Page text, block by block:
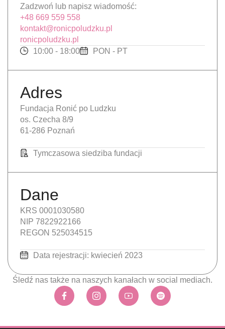
Zadzwoń lub napisz wiadomość:
+48 669 559 558
kontakt@ronicpoludzku.pl
ronicpoludzku.pl
10:00 - 18:00
PON - PT
Adres
Fundacja Ronić po Ludzku
os. Czecha 8/9
61-286 Poznań
Tymczasowa siedziba fundacji
Dane
KRS 0001030580
NIP 7822922166
REGON 525034515
Data rejestracji: kwiecień 2023
Śledź nas także na naszych kanałach w social mediach.